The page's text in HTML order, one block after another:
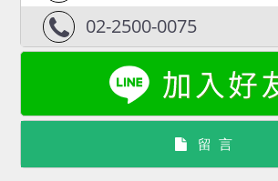
02-2500-0075
留 言